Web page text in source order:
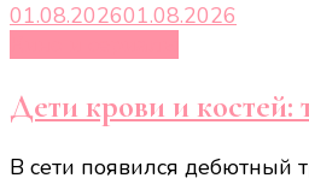
01.08.202601.08.2026
Дети крови и костей:
В сети появился дебютный